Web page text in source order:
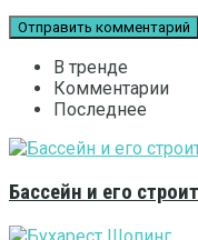
В тренде
Комментарии
Последнее
Бассейн и его